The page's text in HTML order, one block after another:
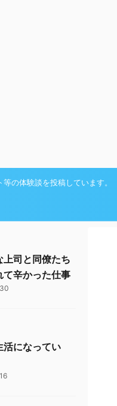
の体験談を投稿しています。
上司と同僚たち
て辛かった仕事
活になってい